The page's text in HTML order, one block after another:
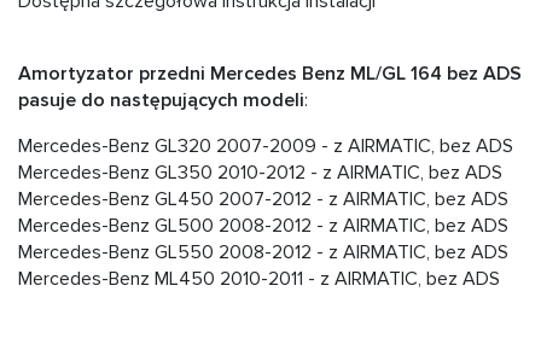
Amortyzator przedni Mercedes Benz ML/GL 164 bez ADS
pasuje do następujących modeli:
Mercedes-Benz GL320 2007-2009 - z AIRMATIC, bez ADS
Mercedes-Benz GL350 2010-2012 - z AIRMATIC, bez ADS
Mercedes-Benz GL450 2007-2012 - z AIRMATIC, bez ADS
Mercedes-Benz GL500 2008-2012 - z AIRMATIC, bez ADS
Mercedes-Benz GL550 2008-2012 - z AIRMATIC, bez ADS
Mercedes-Benz ML450 2010-2011 - z AIRMATIC, bez ADS